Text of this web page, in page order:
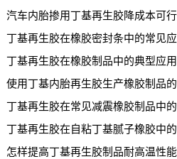
汽车内胎掺用丁基再生胶降成本可
丁基再生胶在橡胶密封条中的常见
丁基再生胶在橡胶制品中的典型应用
使用丁基内胎再生胶生产橡胶制品
丁基再生胶在常见减震橡胶制品中
丁基再生胶在自粘丁基腻子橡胶中
怎样提高丁基再生胶制品耐高温性能